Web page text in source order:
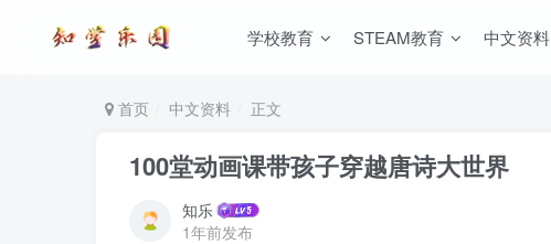
学校教育 STEAM教育 中文资料
首页 中文资料 正文
100堂动画课带孩子穿越唐诗大世界
知乐
1年前发布